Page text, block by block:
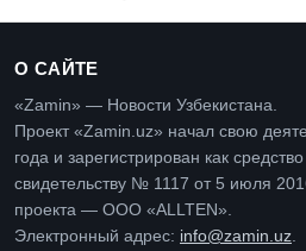
О САЙТЕ
«Zamin» — Новости Узбекистана.
Проект «Zamin.uz» начал свою
года и зарегистрирован как
свидетельству № 1117 от 5 июля
проекта — ООО «ALLTEN».
Электронный адрес: info@zamin.uz